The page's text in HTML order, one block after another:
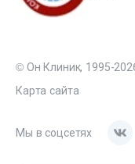
© Он Клиник, 1995-
Карта сайта
Мы в соцсетях